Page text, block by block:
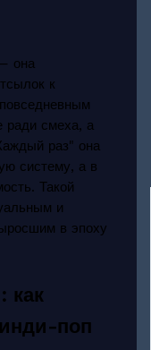
она
к
ради смеха, а
раз" она
систему, а в
Такой
и
в эпоху
как
поп